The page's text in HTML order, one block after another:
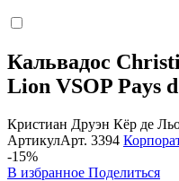
Кальвадос
Lion VSOP Pays
Кристиан Друэн Кёр де
АртикулАрт. 3394
-15%
В избранное Поделиться